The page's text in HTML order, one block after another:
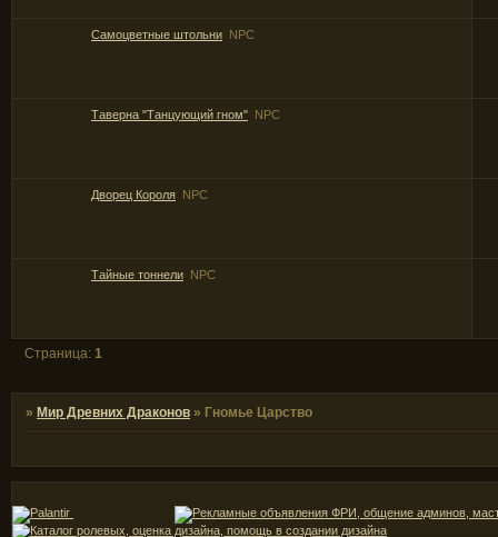
Самоцветные штольни NPC
Таверна "Танцующий гном" NPC
Дворец Короля NPC
Тайные тоннели NPC
Страница:1
» Мир Древних Драконов » Гномье Царство